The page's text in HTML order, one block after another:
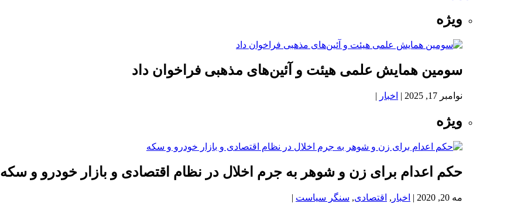
ویژه
سومین همایش علمی هیئت و آئین‌های مذهبی فراخوان داد
نوامبر 17, 2025 | اخبار |
ویژه
حکم اعدام برای زن و شوهر به جرم اخلال در نظام اقتصادی و بازار خودرو و سکه
مه 20, 2020 | اخبار , اقتصادی, سنگر سیاست |